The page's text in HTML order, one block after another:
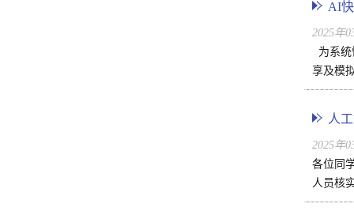
AI
2025年
为系统
享及模
人
2025年
各位同
人员核